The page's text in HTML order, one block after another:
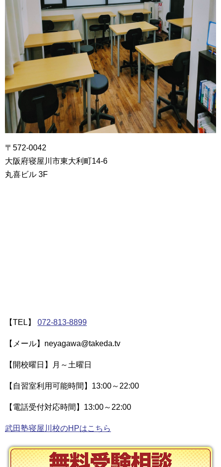
〒572-0042
大阪府寝屋川市東大利町14‐6
丸喜ビル 3F
【TEL】 072-813-8899
【メール】neyagawa@takeda.tv
【開校曜日】月～土曜日
【自習室利用可能時間】13:00～22:00
【電話受付対応時間】13:00～22:00
武田塾寝屋川校のHPはこちら